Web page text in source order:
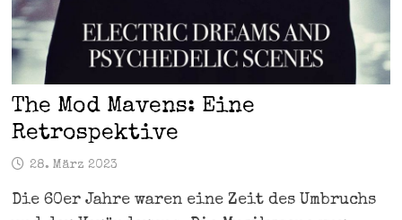
The Mod Mavens: Eine
Retrospektive
28. März 2023
Die 60er Jahre waren eine Zeit des Umbruchs